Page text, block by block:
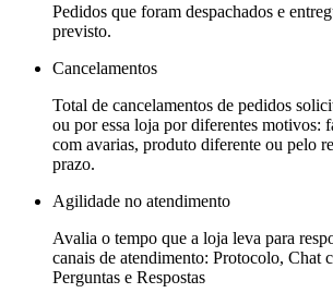
Pedidos que foram despachados e
previsto.
Cancelamentos
Total de cancelamentos de pedidos
ou por essa loja por diferentes motivos:
com avarias, produto diferente ou pelo
prazo.
Agilidade no atendimento
Avalia o tempo que a loja leva para
canais de atendimento: Protocolo, Chat
Perguntas e Respostas